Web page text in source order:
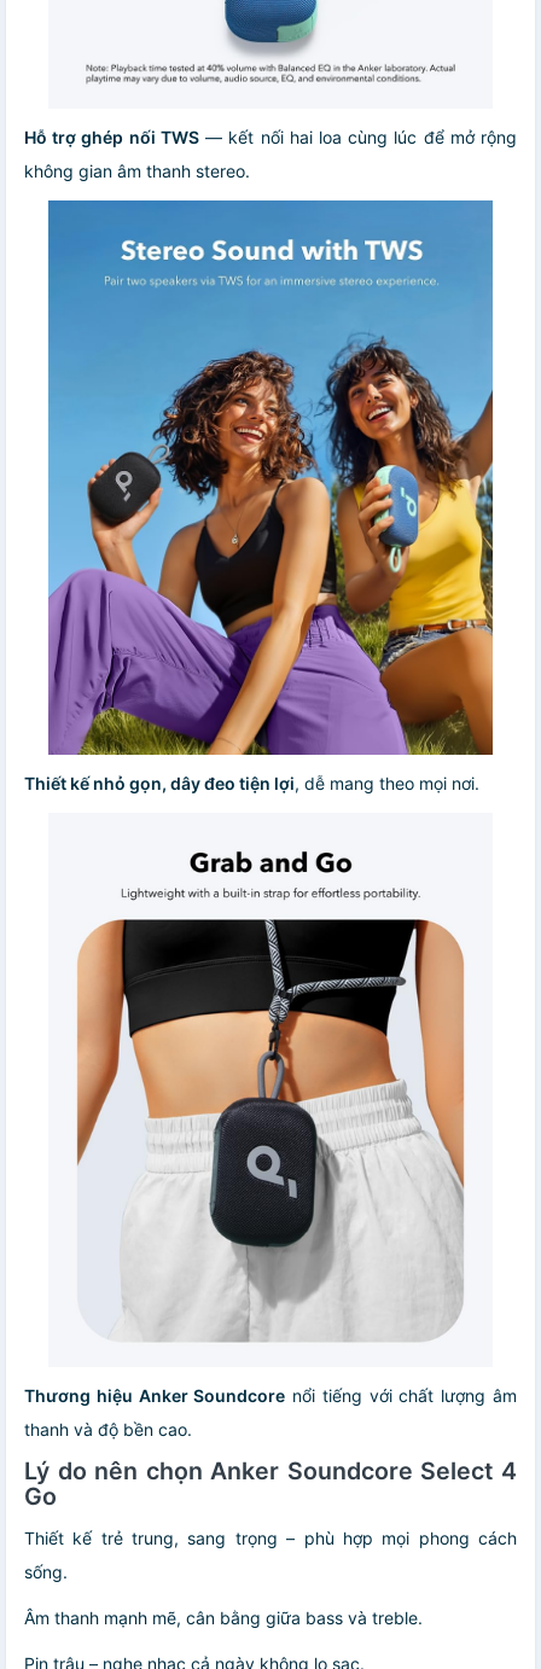
Hỗ trợ ghép nối TWS— kết nối hai loa cùng lúc để mở rộng
không gian âm thanh stereo.
Thiết kế nhỏ gọn, dây đeo tiện lợi, dễ mang theo mọi nơi.
Thương hiệu Anker Soundcore nổi tiếng với chất lượng âm
thanh và độ bền cao.
Lý do nên chọn Anker Soundcore Select 4
Go
Thiết kế trẻ trung, sang trọng – phù hợp mọi phong cách
sống.
Âm thanh mạnh mẽ, cân bằng giữa bass và treble.
Pin trâu – nghe nhạc cả ngày không lo sạc.